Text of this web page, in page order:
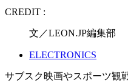
CREDIT :
文／LEON.JP編集部
ELECTRONICS
サブスク映画やスポーツ観